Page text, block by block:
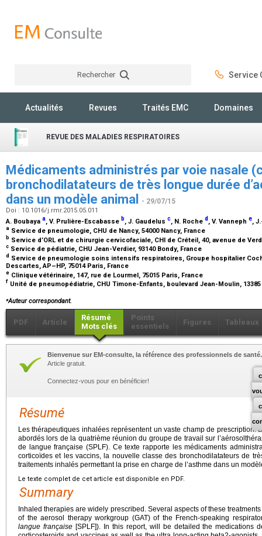
Rechercher Service
Actualités Revues Traités EMC Domaines
REVUE DES MALADIES RESPIRATOIRES
Médicaments administrés par voie nasale
bronchodilatateurs de très longue durée
dans un modèle animal
- 29/07/15
Doi : 10.1016/j.rmr.2015.05.011
A. Boubaya a, V. Prulière-Escabasse b, J. Gaudelus c, N. Roche d , V. Vanneph e,
a Service de pneumologie, CHU de Nancy, 54000 Nancy, France
b Service d’ORL et de chirurgie cervicofaciale, CHI de Créteil, 40, avenue de
c Service de pédiatrie, CHU Jean-Verdier, 93140 Bondy, France
d Service de pneumologie soins intensifs respiratoires, Groupe hospitalier
Descartes, AP–HP, 75014 Paris, France
e Clinique vétérinaire, 147, rue de Lourmel, 75015 Paris, France
f Unité de pneumopédiatrie, CHU Timone-Enfants, boulevard Jean-Moulin,
⁎Auteur correspondant.
PDF Article
Résumé
Mots clés
Points
essentiels
Figures Tableaux
Bienvenue sur EM-consulte, la référence des professionnels de santé.
Article gratuit.
Connectez-vous pour en bénéficier!
Résumé
Les thérapeutiques inhalées représentent un vaste champ de prescription.
abordés lors de la quatrième réunion du groupe de travail sur
de langue française (SPLF). Ce texte rapporte les médicaments
corticoïdes et les vaccins, la nouvelle classe des bronchodilatateurs de
traitements inhalés permettant la prise en charge de l’asthme dans un
Le texte complet de cet article est disponible en PDF.
Summary
Inhaled therapies are widely prescribed. Several aspects of these
of the aerosol therapy workgroup (GAT) of the French-speaking
langue française[SPLF]). In this report, will be detailed the medications